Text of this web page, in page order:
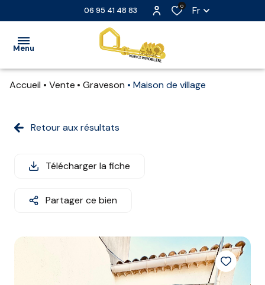
06 95 41 48 83 0 Fr
Menu
VENTE
LOCATION
NOS
PARTENAIRES
Accueil Vente Graveson Maison de village
Retour aux résultats
Télécharger la fiche
Partager ce bien